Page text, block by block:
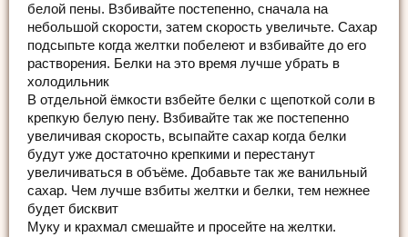
белой пены. Взбивайте постепенно, сначала на
небольшой скорости, затем скорость увеличьте. Сахар
подсыпьте когда желтки побелеют и взбивайте до его
растворения. Белки на это время лучше убрать в
холодильник
В отдельной ёмкости взбейте белки с щепоткой соли в
крепкую белую пену. Взбивайте так же постепенно
увеличивая скорость, всыпайте сахар когда белки
будут уже достаточно крепкими и перестанут
увеличиваться в объёме. Добавьте так же ванильный
сахар. Чем лучше взбиты желтки и белки, тем нежнее
будет бисквит
Муку и крахмал смешайте и просейте на желтки.